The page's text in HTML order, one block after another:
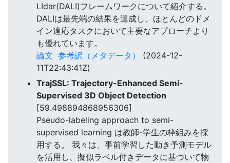
LIdar(DALI)フレームワークについて紹介する。
DALIは最先端の結果を達成し、ほとんどのドメ
イン適応タスクにおいて主要なアプローチより
も優れています。
論文 参考訳（メタデータ）
(2024-12-
11T22:43:41Z)
TrajSSL: Trajectory-Enhanced Semi-
Supervised 3D Object Detection
[59.498894868956306]
Pseudo-labeling approach to semi-
supervised learning は教師-学生の枠組みを採
用する。 我々は、事前学習した動き予測モデル
を活用し、擬似ラベル付きデータに基づいて物